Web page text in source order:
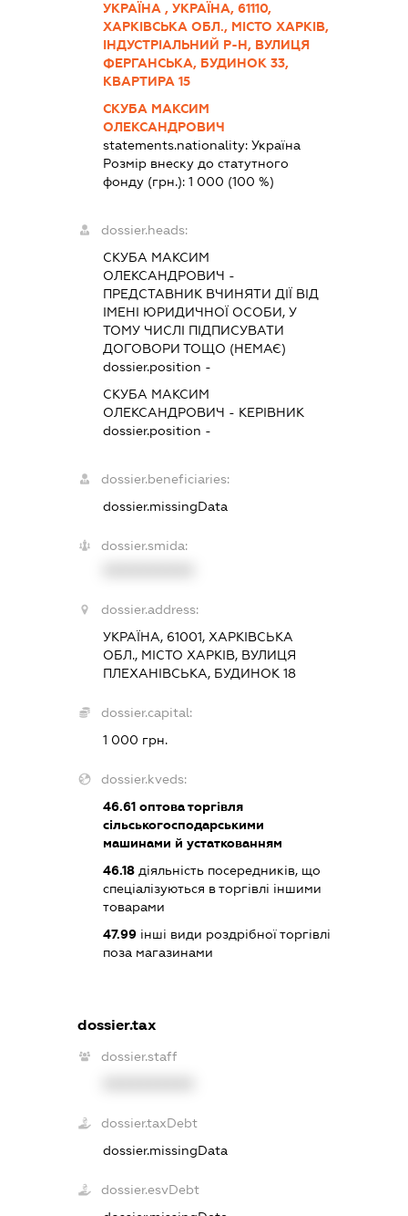
УКРАЇНА , УКРАЇНА, 61110,
ХАРКІВСЬКА ОБЛ., МІСТО ХАРКІВ,
ІНДУСТРІАЛЬНИЙ Р-Н, ВУЛИЦЯ
ФЕРГАНСЬКА, БУДИНОК 33,
КВАРТИРА 15
СКУБА МАКСИМ
ОЛЕКСАНДРОВИЧ
statements.nationality: Україна
Розмір внеску до статутного
фонду (грн.): 1 000 (100 %)
dossier.heads:
СКУБА МАКСИМ
ОЛЕКСАНДРОВИЧ -
ПРЕДСТАВНИКВЧИНЯТИ ДІЇ ВІД
ІМЕНІ ЮРИДИЧНОЇ ОСОБИ, У
ТОМУ ЧИСЛІ ПІДПИСУВАТИ
ДОГОВОРИ ТОЩО (НЕМАЄ)
dossier.position -
СКУБА МАКСИМ
ОЛЕКСАНДРОВИЧ - КЕРІВНИК
dossier.position -
dossier.beneficiaries:
dossier.missingData
dossier.smida:
dossier.address:
УКРАЇНА, 61001, ХАРКІВСЬКА
ОБЛ., МІСТО ХАРКІВ, ВУЛИЦЯ
ПЛЕХАНІВСЬКА, БУДИНОК 18
dossier.capital:
1 000 грн.
dossier.kveds:
46.61оптова торгівля
сільськогосподарськими
машинами й устаткованням
46.18діяльність посередників, що
спеціалізуються в торгівлі іншими
товарами
47.99інші види роздрібної торгівлі
поза магазинами
dossier.tax
dossier.staff
dossier.taxDebt
dossier.missingData
dossier.esvDebt